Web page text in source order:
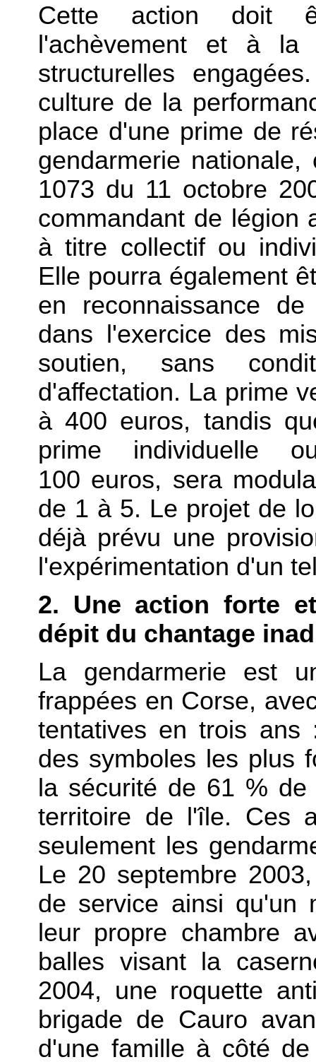
Cette action doit
l'achèvement et à la
structurelles
culture de la
place d'une prime de
gendarmerie
1073 du 11 octobre
commandant de légion
à titre collectif ou
Elle pourra également
en reconnaissance
dans l'exercice des
soutien, sans
d'affectation. La prime
à 400 euros, tandis
prime individuelle
100 euros, sera
de 1 à 5. Le projet de
déjà prévu une
l'expérimentation d'un
2. Une action forte
dépit du chantage
La gendarmerie est
frappées en Corse,
tentatives en trois
des symboles les plus
la sécurité de 61 %
territoire de l'île. Ces
seulement les
Le 20 septembre
de service ainsi qu'un
leur propre chambre
balles visant la
2004, une roquette
brigade de Cauro
d'une famille à côté